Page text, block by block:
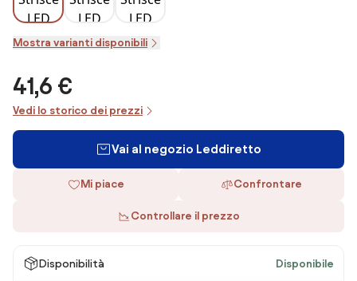
Mostra varianti disponibili
41,6 €
Vedi lo storico dei prezzi
Vai al negozio Leddiretto
Mi piace Confrontare
Controllare il prezzo
Disponibilità Disponibile